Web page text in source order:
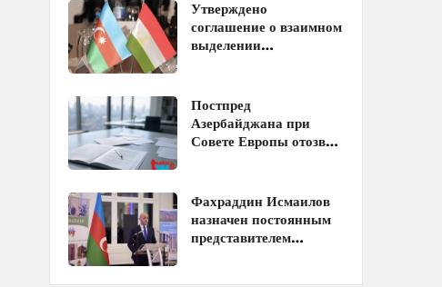
Утверждено
соглашение о взаимном
выделении
и Таджикистаном
Постпред
Азербайджана при
Совете Европы отозван
Фахраддин Исмаилов
назначен постоянным
представителем